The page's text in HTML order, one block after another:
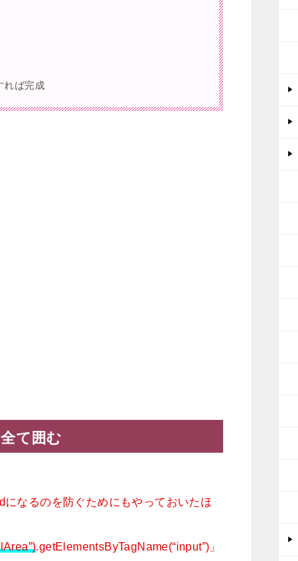
れば完成
て囲む
なるのを防ぐためにもやっておいたほ
.getElementsByTagName(“input”)」